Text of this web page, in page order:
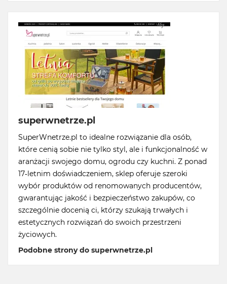
superwnetrze.pl
SuperWnetrze.pl to idealne rozwiązanie dla osób,
które cenią sobie nie tylko styl, ale i funkcjonalność w
aranżacji swojego domu, ogrodu czy kuchni. Z ponad
17-letnim doświadczeniem, sklep oferuje szeroki
wybór produktów od renomowanych producentów,
gwarantując jakość i bezpieczeństwo zakupów, co
szczególnie docenią ci, którzy szukają trwałych i
estetycznych rozwiązań do swoich przestrzeni
życiowych.
Podobne strony do superwnetrze.pl